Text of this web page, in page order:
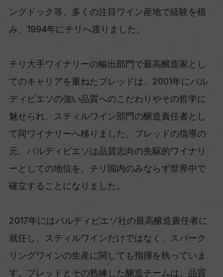
ングドック等、多くの注目ワイン産地で経験を積
み、1994年にチリへ渡りました。
チリ大手ワイナリーの輸出部門で最高醸造家とし
てのキャリアを重ねたブレッドは、2001年にバル
ディビエソの強い品質へのこだわりやその哲学に
魅せられ、スティルワイン部門の醸造責任者とし
て同ワイナリーへ移りました。ブレッドの指導の
元、バルディビエソは品質志向の先駆的ワイナリ
ーとしての地位を、チリ国内のみならず世界中で
確立することになりました。
2017年にはバルディビエソ社の最高醸造責任者に
就任し、スティルワインだけではなく、スパーク
リングワインの生産に関しても指揮を執っていま
す。ブレッドとその熟練した醸造チームは、品質